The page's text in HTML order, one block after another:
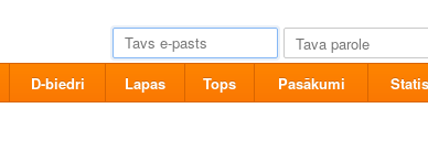
D-biedri Lapas Tops Pasākumi